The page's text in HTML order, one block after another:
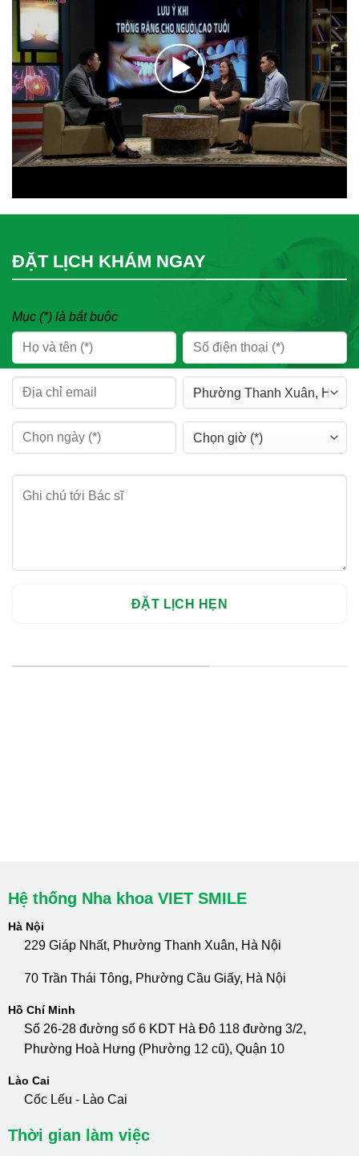
ĐẶT LỊCH KHÁM NGAY
Mục (*) là bắt buộc
Hệ thống Nha khoa VIET SMILE
Hà Nội
229 Giáp Nhất, Phường Thanh Xuân, Hà Nội
70 Trần Thái Tông, Phường Cầu Giấy, Hà Nội
Hồ Chí Minh
Số 26-28 đường số 6 KDT Hà Đô 118 đường 3/2,
Phường Hoà Hưng (Phường 12 cũ), Quận 10
Lào Cai
Cốc Lếu - Lào Cai
Thời gian làm việc